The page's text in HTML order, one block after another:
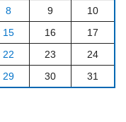
8 9
10
15 16
17
22 23
24
29 30 31